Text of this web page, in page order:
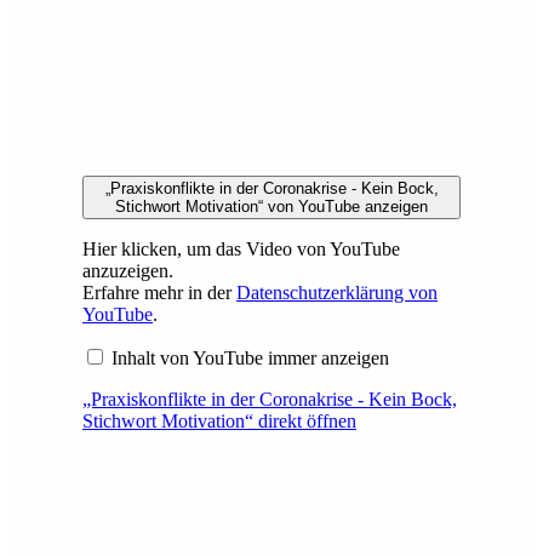
„Praxiskonflikte in der Coronakrise - Kein Bock,
Stichwort Motivation“ von YouTube anzeigen
Hier klicken, um das Video von YouTube
anzuzeigen.
Erfahre mehr in derDatenschutzerklärung von
YouTube.
Inhalt von YouTube immer anzeigen
„Praxiskonflikte in der Coronakrise - Kein Bock,
Stichwort Motivation“ direkt öffnen